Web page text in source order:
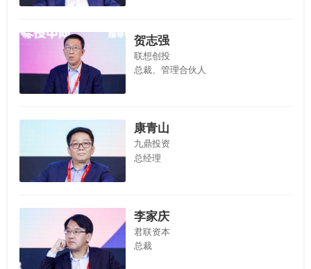
贺志强
联想创投
总裁、管理合伙人
康青山
九鼎投资
总经理
李家庆
君联资本
总裁